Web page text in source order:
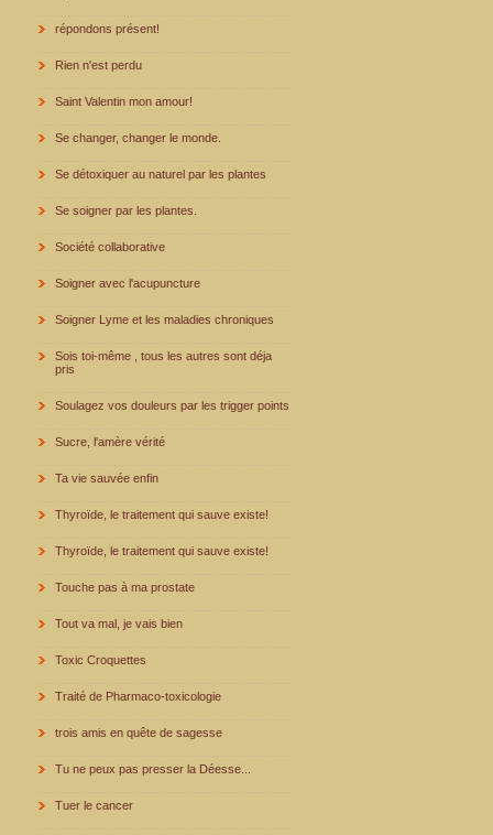
répondons présent!
Rien n'est perdu
Saint Valentin mon amour!
Se changer, changer le monde.
Se détoxiquer au naturel par les plantes
Se soigner par les plantes.
Société collaborative
Soigner avec l'acupuncture
Soigner Lyme et les maladies chroniques
Sois toi-même , tous les autres sont déja
pris
Soulagez vos douleurs par les trigger points
Sucre, l'amère vérité
Ta vie sauvée enfin
Thyroïde, le traitement qui sauve existe!
Thyroïde, le traitement qui sauve existe!
Touche pas à ma prostate
Tout va mal, je vais bien
Toxic Croquettes
Traité de Pharmaco-toxicologie
trois amis en quête de sagesse
Tu ne peux pas presser la Déesse...
Tuer le cancer